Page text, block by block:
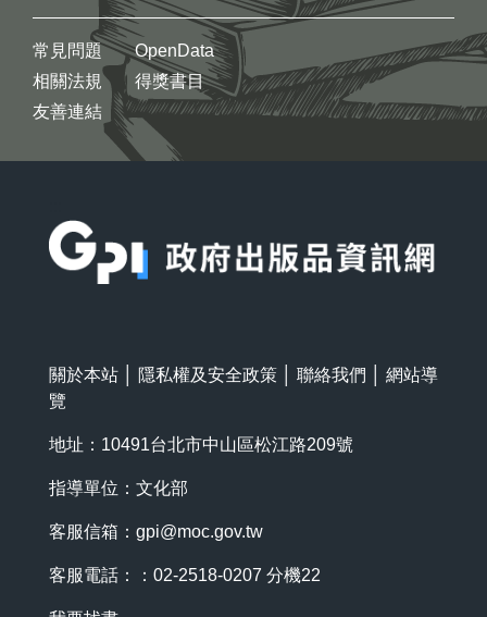
常見問題
相關法規
友善連結
OpenData
得獎書目
關於本站 隱私權及安全政策 聯絡我們
網站導
覽
地址：10491台北市中山區松江路209號
指導單位：文化部
客服信箱： gpi@moc.gov.tw
客服電話：：02-2518-0207 分機22